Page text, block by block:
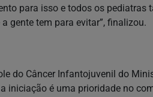
para isso e todos os pediatras
gente tem para evitar”, finalizou.
do Câncer Infantojuvenil do
iniciação é uma prioridade no